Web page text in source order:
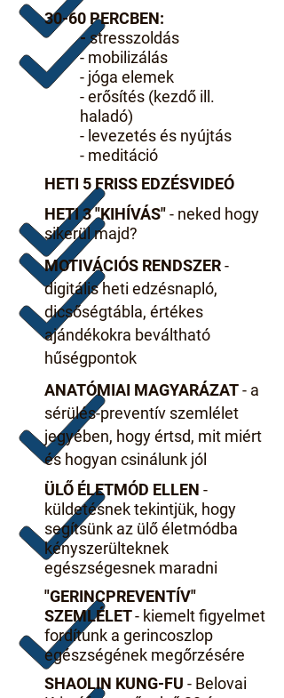
30-60 PERCBEN:
​-stresszoldás
- mobilizálás
- jóga elemek
- erősítés (kezdő ill.
haladó)
- levezetés és nyújtás
- meditáció
HETI 5 FRISS EDZÉSVIDEÓ
HETI 3 "KIHÍVÁS"- neked hogy
sikerül majd?
MOTIVÁCIÓS RENDSZER-
digitális heti edzésnapló,
dicsőségtábla, értékes
ajándékokra beváltható
hűségpontok
ANATÓMIAI MAGYARÁZAT- a
sérülés-preventív szemlélet
jegyében, hogy értsd, mit miért
és hogyan csinálunk jól
ÜLŐ ÉLETMÓD ELLEN -
küldetésnek tekintjük, hogy
segítsünk az ülő életmódba
kényszerülteknek
egészségesnek maradni
"GERINCPREVENTÍV"
SZEMLÉLET- kiemelt figyelmet
fordítunk a gerincoszlop
egészségének megőrzésére
SHAOLIN KUNG-FU - Belovai